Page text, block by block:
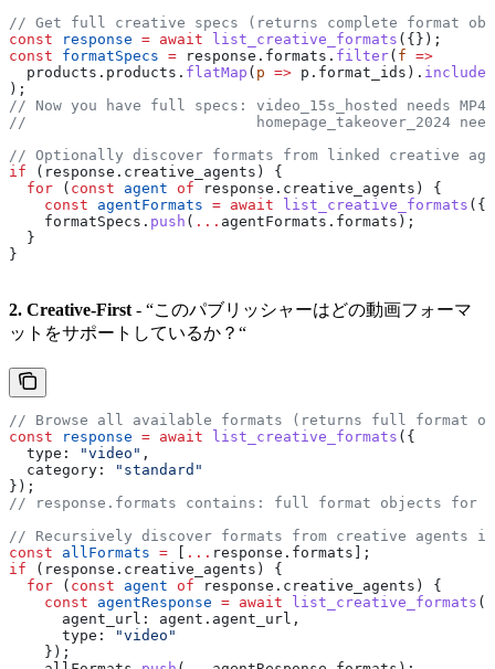
// Get full creative specs (returns complete format
const response = await list_creative_formats ({});
const formatSpecs = response . formats . filter( f =>
  products
. products . flatMap ( p => p . format_ids ). includes
);
// Now you have full specs: video_15s_hosted needs MP4
//                          homepage_takeover_2024 needs
// Optionally discover formats from linked creative
if ( response . creative_agents ) {
  for
( const agent of response . creative_agents ) {
    const
agentFormats = await list_creative_formats ({
    formatSpecs
. push ( ... agentFormats . formats );
  }
}
2. Creative-First- “このパブリッシャーはどの動画フォーマ
ットをサポートしているか？“
// Browse all available formats (returns full format
const response = await list_creative_formats ({
  type:
"video" ,
  category:
"standard"
});
// response.formats contains: full format objects for
// Recursively discover formats from creative agents if
const allFormats = ... response . formats ];
if ( response . creative_agents ) {
  for
( const agent of response . creative_agents ) {
    const
agentResponse = await list_creative_formats ({
      agent_url:
agent . agent_url ,
      type:
"video"
    });